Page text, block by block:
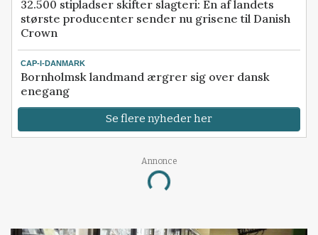
32.500 stipladser skifter slagteri: En af landets
største producenter sender nu grisene til Danish
Crown
CAP-I-DANMARK
Bornholmsk landmand ærgrer sig over dansk
enegang
Se flere nyheder her
Annonce
Loading...